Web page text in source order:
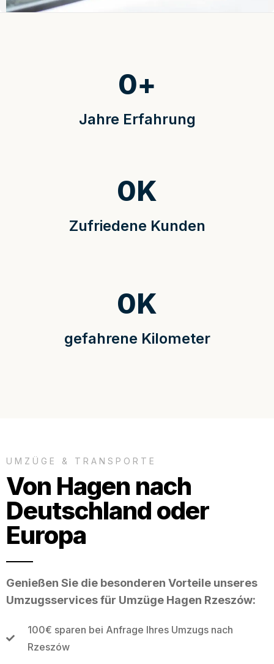
Jahre Erfahrung
0+
Zufriedene Kunden
0K
gefahrene Kilometer
0K
UMZÜGE & TRANSPORTE
Von Hagen nach
Deutschland oder
Europa
Genießen Sie die besonderen Vorteile unseres
Umzugsservices für Umzüge Hagen Rzeszów:
100€ sparen bei Anfrage Ihres Umzugs nach
Rzeszów